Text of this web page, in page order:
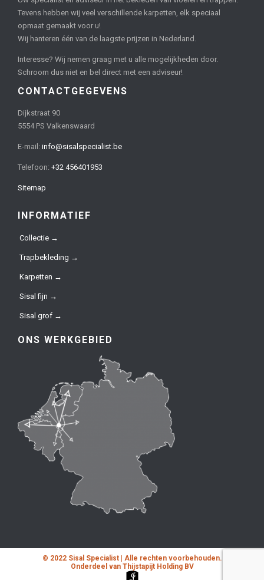
Tevens hebben wij veel verschillende karpetten, elk speciaal
opmaat gemaakt voor u!
Wij hanteren één van de laagste prijzen in Nederland.
Interesse? Wij nemen graag met u alle mogelijkheden door.
Schroom dus niet en bel direct met een adviseur!
CONTACTGEGEVENS
Dijkstraat 90
5554 PS Valkenswaard
E-mail: info@sisalspecialist.be
Telefoon: +32 456401953
Sitemap
INFORMATIEF
Collectie →
Trapbekleding →
Karpetten →
Sisal fijn →
Sisal grof →
ONS WERKGEBIED
© 2022 Sisal Specialist | Alle rechten voorbehouden.
Onderdeel van Thijstapijt Holding BV